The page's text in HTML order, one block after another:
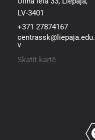
LV-3401
+371 27874167
centrassk@liepaja.edu.l
v
Skatīt kartē